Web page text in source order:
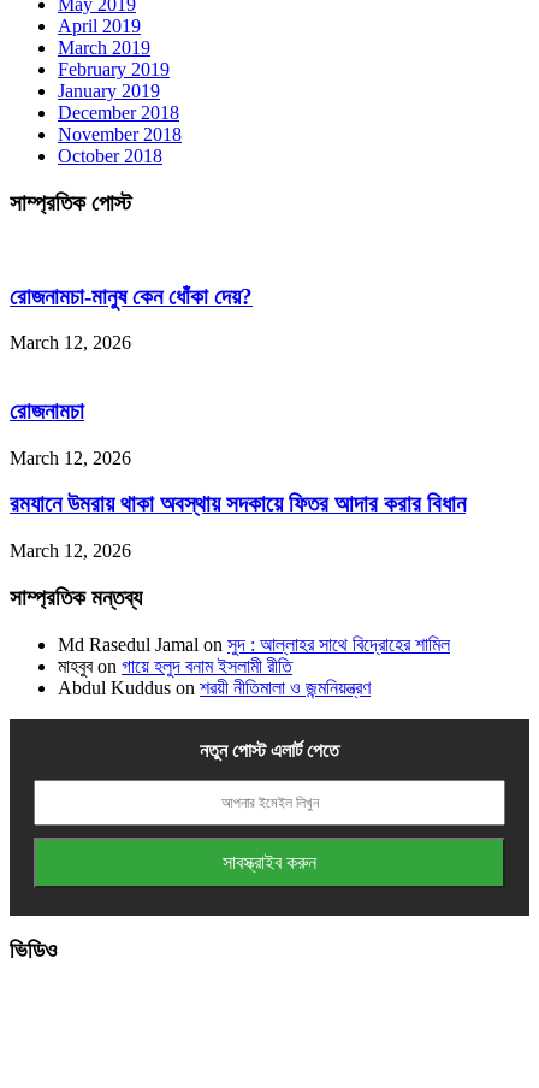
May 2019
April 2019
March 2019
February 2019
January 2019
December 2018
November 2018
October 2018
সাম্প্রতিক পোস্ট
রোজনামচা-মানুষ কেন ধোঁকা দেয়?
March 12, 2026
রোজনামচা
March 12, 2026
রমযানে উমরায় থাকা অবস্থায় সদকায়ে ফিতর আদার করার বিধান
March 12, 2026
সাম্প্রতিক মন্তব্য
Md Rasedul Jamal on সুদ : আল্লাহর সাথে বিদ্রোহের শামিল
মাহবুবon গায়ে হলুদ বনাম ইসলামী রীতি
Abdul Kuddus on শরয়ী নীতিমালা ও জন্মনিয়ন্ত্রণ
নতুন পোস্ট এলার্ট পেতে
ভিডিও